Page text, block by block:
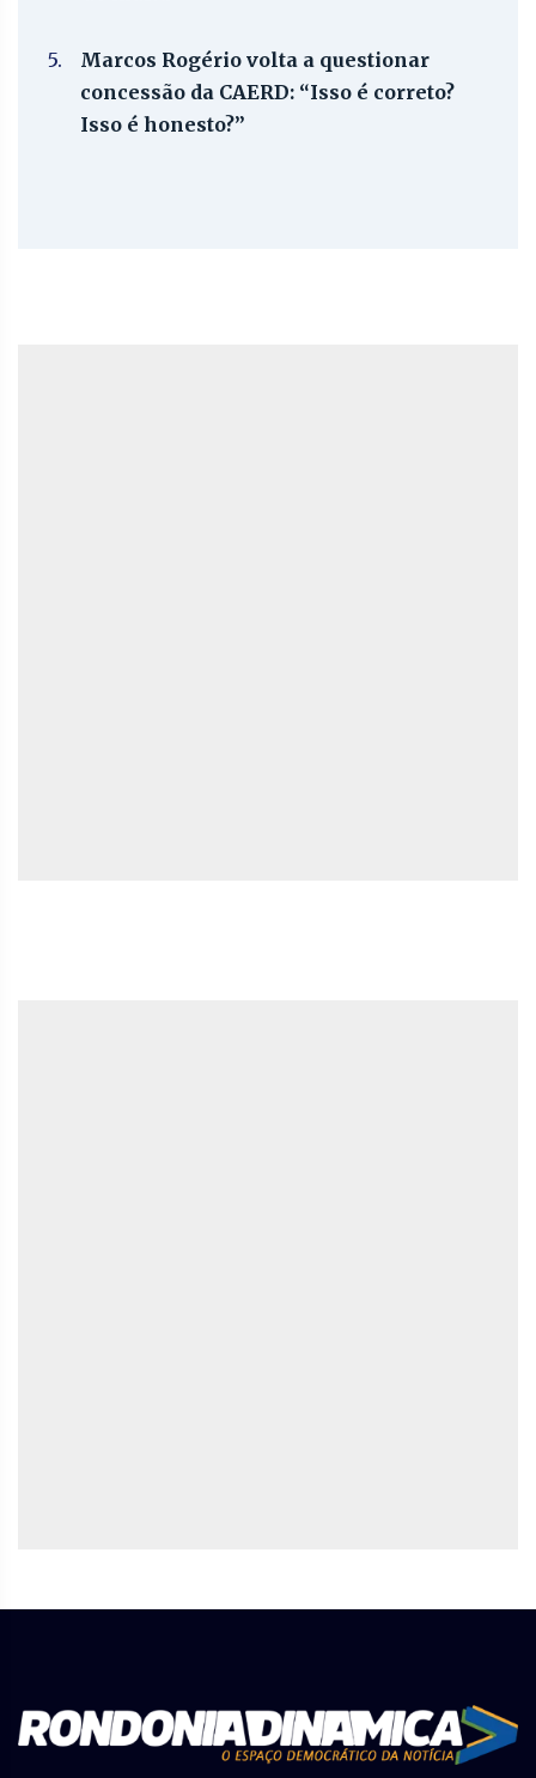
5.
Marcos Rogério volta a questionar
concessão da CAERD: “Isso é correto?
Isso é honesto?”